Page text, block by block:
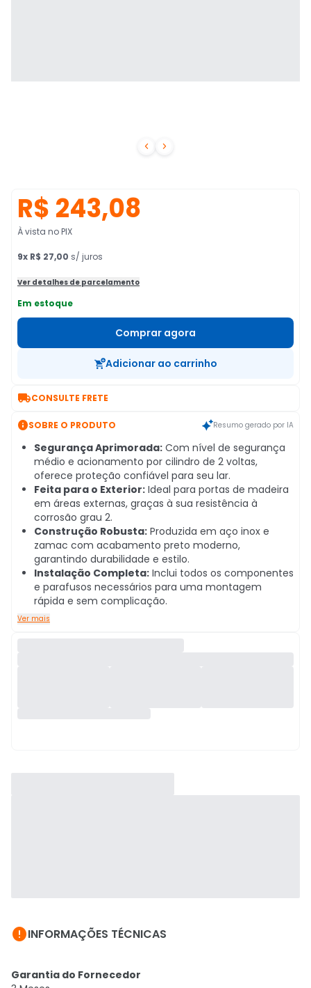
 
R$ 243,08
À vista no PIX
9x R$ 27,00 s/ juros
Ver detalhes de parcelamento
Em estoque
Comprar agora
Adicionar ao carrinho
CONSULTE FRETE
SOBRE O PRODUTO Resumo gerado por IA
Segurança Aprimorada: Com nível de segurança
médio e acionamento por cilindro de 2 voltas,
oferece proteção confiável para seu lar.
Feita para o Exterior: Ideal para portas de madeira
em áreas externas, graças à sua resistência à
corrosão grau 2.
Construção Robusta: Produzida em aço inox e
zamac com acabamento preto moderno,
garantindo durabilidade e estilo.
Instalação Completa: Inclui todos os componentes
e parafusos necessários para uma montagem
rápida e sem complicação.
Ver mais
INFORMAÇÕES TÉCNICAS
Garantia do Fornecedor